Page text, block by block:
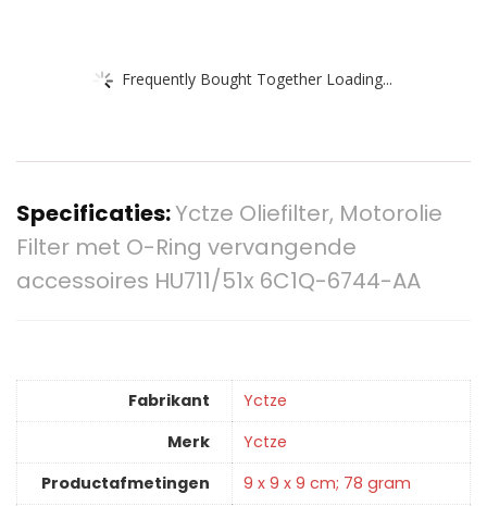
Frequently Bought Together Loading...
Specificaties:Yctze Oliefilter, Motorolie
Filter met O-Ring vervangende
accessoires HU711/51x 6C1Q-6744-AA
Fabrikant
‎Yctze
Merk
‎Yctze
Productafmetingen
‎9 x 9 x 9 cm; 78 gram